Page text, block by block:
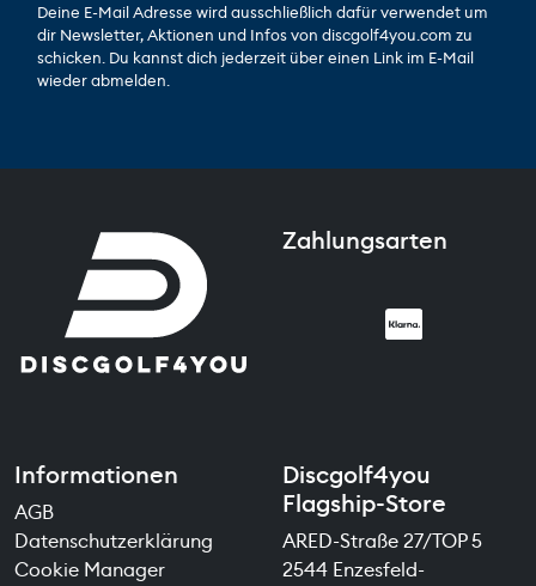
Deine E-Mail Adresse wird ausschließlich dafür verwendet um
dir Newsletter, Aktionen und Infos von discgolf4you.com zu
schicken. Du kannst dich jederzeit über einen Link im E-Mail
wieder abmelden.
Zahlungsarten
Informationen
AGB
Datenschutzerklärung
Cookie Manager
Discgolf4you
Flagship-Store
ARED-Straße 27/TOP 5
2544 Enzesfeld-